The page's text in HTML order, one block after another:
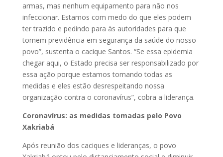
armas, mas nenhum equipamento para não nos
infeccionar. Estamos com medo do que eles podem
ter trazido e pedindo para às autoridades para que
tomem previdência em segurança da saúde do nosso
povo”, sustenta o cacique Santos. “Se essa epidemia
chegar aqui, o Estado precisa ser responsabilizado por
essa ação porque estamos tomando todas as
medidas e eles estão desrespeitando nossa
organização contra o coronavírus”, cobra a liderança.
Coronavírus: as medidas tomadas pelo Povo
Xakriabá
Após reunião dos caciques e lideranças, o povo